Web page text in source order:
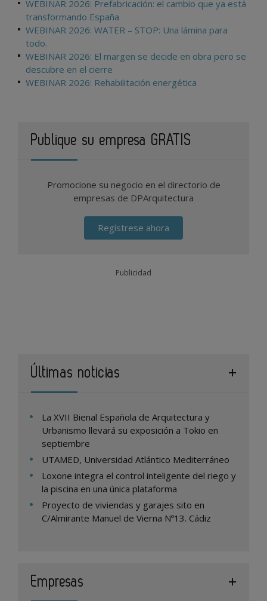
WEBINAR 2026: Prefabricación: el cambio que ya está
transformando España
WEBINAR 2026: WATER – STOP: Una lámina para
todo.
WEBINAR 2026: El margen se decide en obra pero se
descubre en el cierre
WEBINAR 2026: Rehabilitación energética
Publique su empresa GRATIS
Promocione su negocio en el directorio de
empresas de DPArquitectura
Regístrese ahora
Publicidad
Últimas noticias
La XVII Bienal Española de Arquitectura y
Urbanismo llevará su exposición a Tokio en
septiembre
UTAMED, Universidad Atlántico Mediterráneo
Loxone integra el control inteligente del riego y
la piscina en una única plataforma
Proyecto de viviendas y garajes sito en
C/Almirante Manuel de Vierna Nº13. Cádiz
Empresas